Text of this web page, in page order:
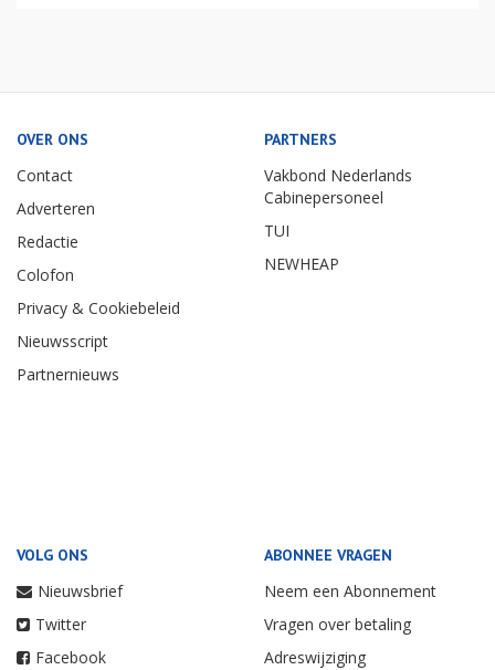
OVER ONS
Contact
Adverteren
Redactie
Colofon
Privacy & Cookiebeleid
Nieuwsscript
Partnernieuws
PARTNERS
Vakbond Nederlands
Cabinepersoneel
TUI
NEWHEAP
VOLG ONS
Nieuwsbrief
Twitter
Facebook
ABONNEE VRAGEN
Neem een Abonnement
Vragen over betaling
Adreswijziging